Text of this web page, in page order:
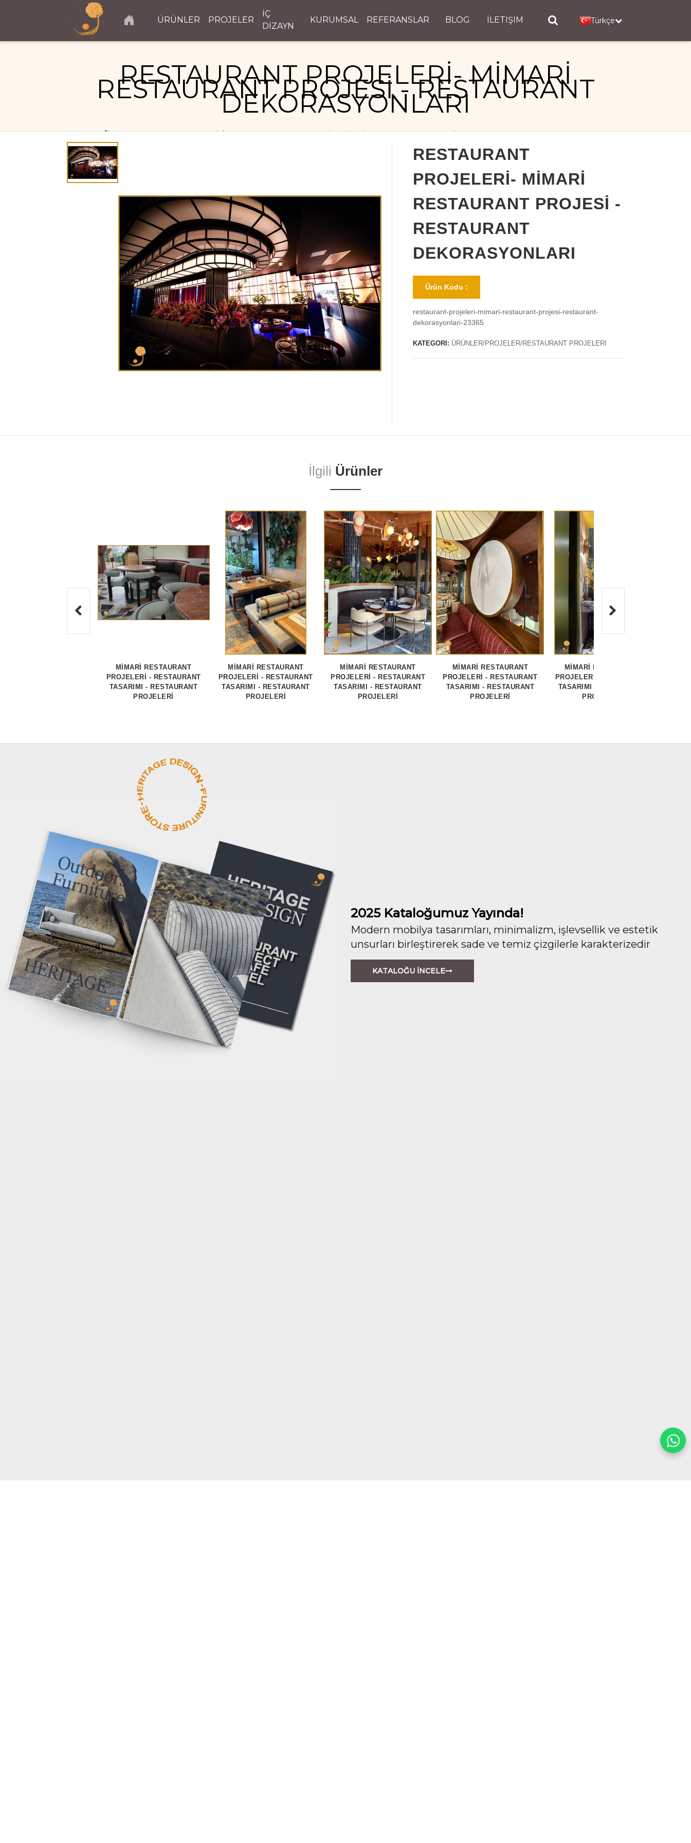
ÜRÜNLER PROJELER
İÇ
DİZAYN
KURUMSAL REFERANSLAR BLOG İLETIŞIM Türkçe
RESTAURANT PROJELERİ- MİMARİ
RESTAURANT PROJESİ - RESTAURANT
DEKORASYONLARI
RESTAURANT PROJELERI RESTAURANT PROJELERİ- MİMARİ RESTAURANT PROJESİ - RESTAURANT DEKORASYONLARI
RESTAURANT
PROJELERİ- MİMARİ
RESTAURANT PROJESİ -
RESTAURANT
DEKORASYONLARI
Ürün Kodu :
restaurant-projeleri-mimari-restaurant-projesi-restaurant-
dekorasyonlari-23365
KATEGORI: ÜRÜNLER/PROJELER/RESTAURANT PROJELERI
İlgili Ürünler
MİMARİ RESTAURANT
PROJELERİ - RESTAURANT
TASARIMI - RESTAURANT
PROJELERİ
MİMARİ RESTAURANT
PROJELERİ - RESTAURANT
TASARIMI - RESTAURANT
PROJELERİ
MİMARİ RESTAURANT
PROJELERİ - RESTAURANT
TASARIMI - RESTAURANT
PROJELERİ
MİMARİ RESTAURANT
PROJELERİ - RESTAURANT
TASARIMI - RESTAURANT
PROJELERİ
MİMARİ RESTAURANT
PROJELERİ - RESTAURANT
TASARIMI - RESTAURANT
PROJELERİ
2025 Kataloğumuz Yayında!
Modern mobilya tasarımları, minimalizm, işlevsellik ve estetik
unsurları birleştirerek sade ve temiz çizgilerle karakterizedir
KATALOĞU İNCELE